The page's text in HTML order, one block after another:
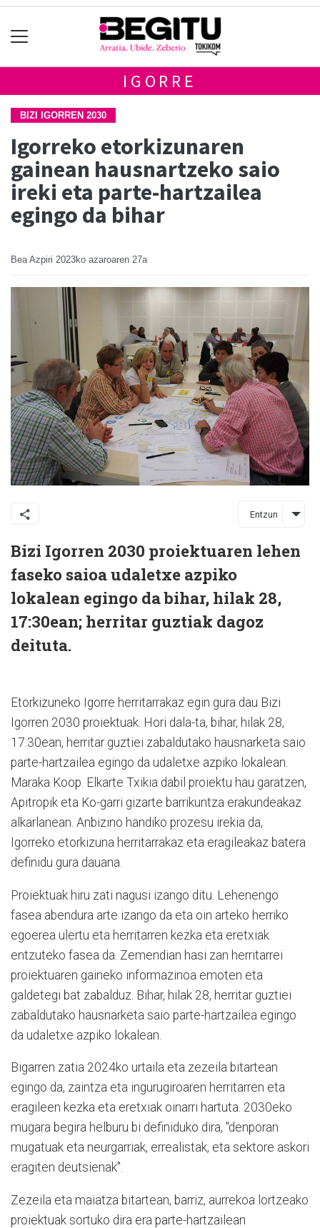
IGORRE
BIZI IGORREN 2030
Igorreko etorkizunaren
gainean hausnartzeko saio
ireki eta parte-hartzailea
egingo da bihar
Bea Azpiri 2023ko azaroaren 27a
Entzun
Bizi Igorren 2030 proiektuaren lehen
faseko saioa udaletxe azpiko
lokalean egingo da bihar, hilak 28,
17:30ean; herritar guztiak dagoz
deituta.
Etorkizuneko Igorre herritarrakaz egin gura dau Bizi
Igorren 2030 proiektuak. Hori dala-ta, bihar, hilak 28,
17:30ean, herritar guztiei zabaldutako hausnarketa saio
parte-hartzailea egingo da udaletxe azpiko lokalean.
Maraka Koop. Elkarte Txikia dabil proiektu hau garatzen,
Apitropik eta Ko-garri gizarte barrikuntza erakundeakaz
alkarlanean. Anbizino handiko prozesu irekia da,
Igorreko etorkizuna herritarrakaz eta eragileakaz batera
definidu gura dauana.
Proiektuak hiru zati nagusi izango ditu. Lehenengo
fasea abendura arte izango da eta oin arteko herriko
egoerea ulertu eta herritarren kezka eta eretxiak
entzuteko fasea da. Zemendian hasi zan herritarrei
proiektuaren gaineko informazinoa emoten eta
galdetegi bat zabalduz. Bihar, hilak 28, herritar guztiei
zabaldutako hausnarketa saio parte-hartzailea egingo
da udaletxe azpiko lokalean.
Bigarren zatia 2024ko urtaila eta zezeila bitartean
egingo da, zaintza eta ingurugiroaren herritarren eta
eragileen kezka eta eretxiak oinarri hartuta. 2030eko
mugara begira helburu bi definiduko dira, "denporan
mugatuak eta neurgarriak, errealistak, eta sektore askori
eragiten deutsienak".
Zezeila eta maiatza bitartean, barriz, aurrekoa lortzeako
proiektuak sortuko dira era parte-hartzailean